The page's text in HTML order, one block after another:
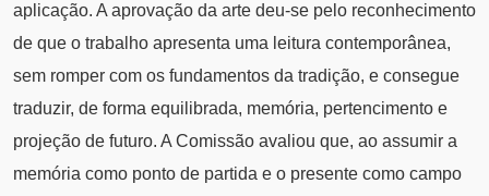
aplicação. A aprovação da arte deu-se pelo reconhecimento
de que o trabalho apresenta uma leitura contemporânea,
sem romper com os fundamentos da tradição, e consegue
traduzir, de forma equilibrada, memória, pertencimento e
projeção de futuro. A Comissão avaliou que, ao assumir a
memória como ponto de partida e o presente como campo